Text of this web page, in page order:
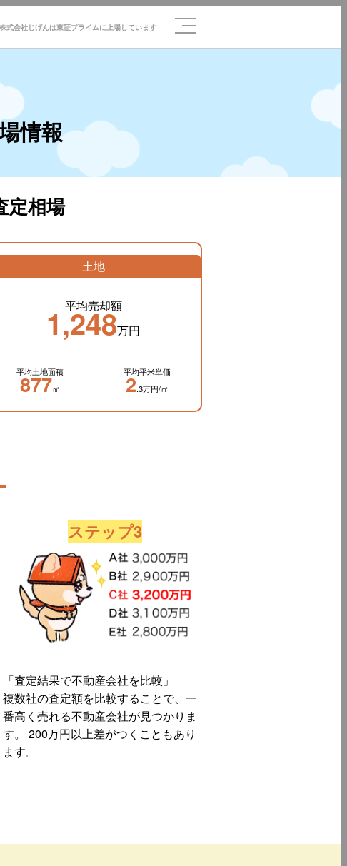
株式会社じげんは東証プライムに 上場しています
情報
定相場
土地
平均売却額
1,248万円
平均土地面積
877㎡
平均平米単価
2.3万円/㎡
ステップ3
「査定結果で不動産会社を比較」
複数社の査定額を比較することで、一
番高く売れる不動産会社が見つかりま
す。 200万円以上差がつくこともあり
ます。